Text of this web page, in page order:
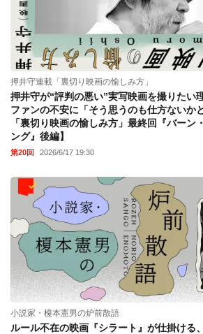
押井守連載「裏切り映画の愉しみ方」
押井守が“評判の悪い”実写映画を撮りたい
ファンの不安に「そう思うのも仕方ないか
「裏切り映画の愉しみ方」最終回『バーン
ング』後編】
第20回 2026/6/17 19:30
小説家・榎本憲男の炉前散語
ルール不在の映画『シラート』が仕掛ける